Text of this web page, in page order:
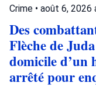
Crime • août 6, 2026
Des
Flèche de
domicile d’un
arrêté pour